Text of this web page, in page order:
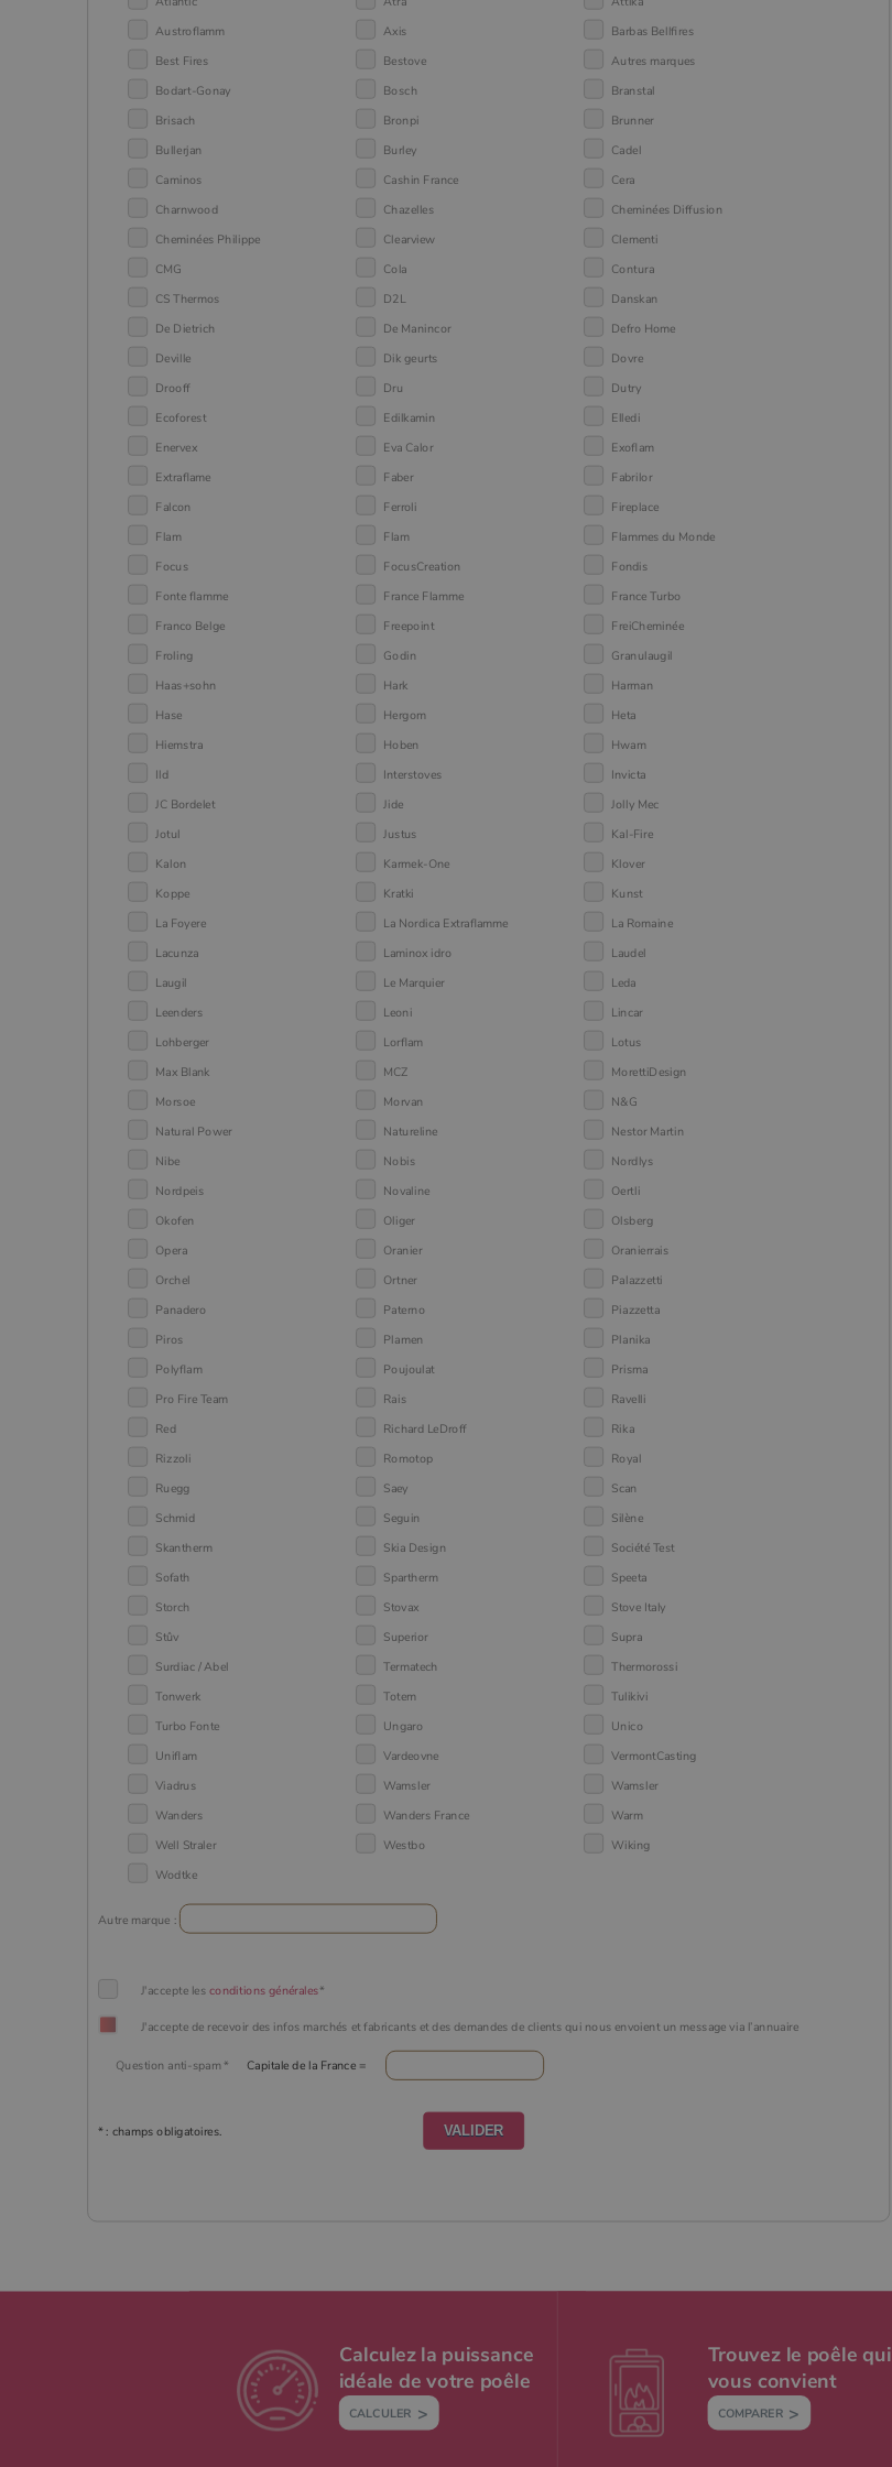
Austroflamm
Axis
Barbas Bellfires
Best Fires
Bestove
Autres marques
Bodart-Gonay
Bosch
Branstal
Brisach
Bronpi
Brunner
Bullerjan
Burley
Cadel
Caminos
Cashin France
Cera
Charnwood
Chazelles
Cheminées Diffusion
Cheminées Philippe
Clearview
Clementi
CMG
Cola
Contura
CS Thermos
D2L
Danskan
De Dietrich
De Manincor
Defro Home
Deville
Dik geurts
Dovre
Drooff
Dru
Dutry
Ecoforest
Edilkamin
Elledi
Enervex
Eva Calor
Exoflam
Extraflame
Faber
Fabrilor
Falcon
Ferroli
Fireplace
Flam
Flam
Flammes du Monde
Focus
FocusCreation
Fondis
Fonte flamme
France Flamme
France Turbo
Franco Belge
Freepoint
FreiCheminée
Froling
Godin
Granulaugil
Haas+sohn
Hark
Harman
Hase
Hergom
Heta
Hiemstra
Hoben
Hwam
Ild
Interstoves
Invicta
JC Bordelet
Jide
Jolly Mec
Jotul
Justus
Kal-Fire
Kalon
Karmek-One
Klover
Koppe
Kratki
Kunst
La Foyere
La Nordica Extraflamme
La Romaine
Lacunza
Laminox idro
Laudel
Laugil
Le Marquier
Leda
Leenders
Leoni
Lincar
Lohberger
Lorflam
Lotus
Max Blank
MCZ
MorettiDesign
Morsoe
Morvan
N&G
Natural Power
Natureline
Nestor Martin
Nibe
Nobis
Nordlys
Nordpeis
Novaline
Oertli
Okofen
Oliger
Olsberg
Opera
Oranier
Oranierrais
Orchel
Ortner
Palazzetti
Panadero
Paterno
Piazzetta
Piros
Plamen
Planika
Polyflam
Poujoulat
Prisma
Pro Fire Team
Rais
Ravelli
Red
Richard LeDroff
Rika
Rizzoli
Romotop
Royal
Ruegg
Saey
Scan
Schmid
Seguin
Silène
Skantherm
Skia Design
Société Test
Sofath
Spartherm
Speeta
Storch
Stovax
Stove Italy
Stûv
Superior
Supra
Surdiac / Abel
Termatech
Thermorossi
Tonwerk
Totem
Tulikivi
Turbo Fonte
Ungaro
Unico
Uniflam
Vardeovne
VermontCasting
Viadrus
Wamsler
Wamsler
Wanders
Wanders France
Warm
Well Straler
Westbo
Wiking
Wodtke
Autre marque :
J'accepte les conditions générales*
J'accepte de recevoir des infos marchés et fabricants et des demandes de clients qui nous envoient un message via l’annuaire
Question anti-spam * Capitale de la France =
* : champs obligatoires.
Calculez la puissance
idéale de votre poêle
CALCULER
Trouvez le poêle qui
vous convient
COMPARER